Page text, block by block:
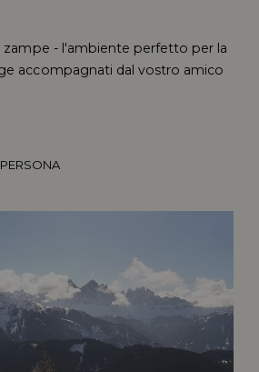
zampe - l'ambiente perfetto per la
accompagnati dal vostro amico